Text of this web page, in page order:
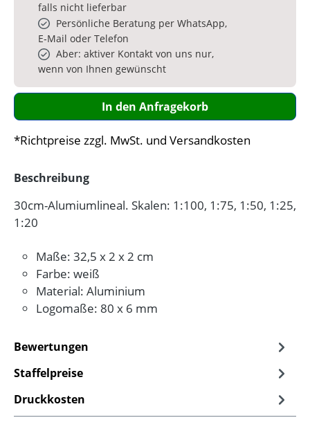
falls nicht lieferbar
Persönliche Beratung per WhatsApp,
E‑Mail oder Telefon
Aber: aktiver Kontakt von uns nur,
wenn von Ihnen gewünscht
In den Anfragekorb
*Richtpreise zzgl. MwSt. und Versandkosten
Beschreibung
30cm-Alumiumlineal. Skalen: 1:100, 1:75, 1:50, 1:25,
1:20
Maße: 32,5 x 2 x 2 cm
Farbe: weiß
Material: Aluminium
Logomaße: 80 x 6 mm
Bewertungen
Staffelpreise
Druckkosten